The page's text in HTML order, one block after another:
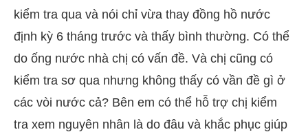
kiểm tra qua và nói chỉ vừa thay đồng hồ nước
định kỳ 6 tháng trước và thấy bình thường. Có thể
do ống nước nhà chị có vấn đề. Và chị cũng có
kiểm tra sơ qua nhưng không thấy có vần đề gì ở
các vòi nước cả? Bên em có thể hỗ trợ chị kiểm
tra xem nguyên nhân là do đâu và khắc phục giúp